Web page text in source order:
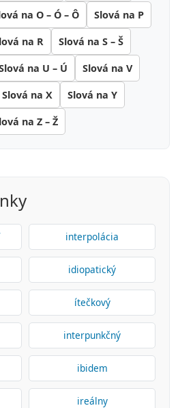
na O – Ó – Ô Slová na P
na R Slová na S – Š
na U – Ú Slová na V
Slová na X Slová na Y
na Z – Ž
interpolácia
idiopatický
ítečkový
interpunkčný
ibidem
ireálny